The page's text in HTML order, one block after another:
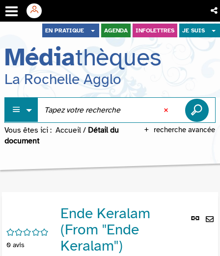
menu
contenu
recherche
EN PRATIQUE AGENDA INFOLETTRES JE SUIS
Médiathèques
La Rochelle Agglo
recherche avancée
Vous êtes ici : Accueil / Détail du
document
Lien
/5
0 avis
Ende Keralam
(From "Ende
Keralam")